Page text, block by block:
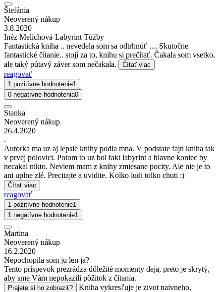
Štefánia
Neoverený nákup
3.8.2020
Inéz Melichová-Labyrint Túžby
Fantastická kniha .. nevedela som sa odtrhnúť .... Skutočne
fantastické čítanie.. stojí za to, knihu si prečítať. Čakala som vsetko,
ale taký pútavý záver som nečakala.
Čítať viac
reagovať
1 pozitívne hodnotenie1
0 negatívne hodnotenia0
Stanka
Neoverený nákup
26.4.2020
.
Autorka ma uz aj lepsie knihy podla mna. V podstate fajn kniha tak
v prvej polovici. Potom to uz bol fakt labyrint a hlavne koniec by
necakal nikto. Neviem mam z knihy zmiesane pocity. Ale nie je to
ani uplne zlé. Precitajte a uvidite. Kolko ludi tolko chuti :)
Čítať viac
reagovať
1 pozitívne hodnotenie1
1 negatívne hodnotenie1
Martina
Neoverený nákup
16.2.2020
Nepochopila som ju len ja?
Tento príspevok prezrádza dôležité momenty deja, preto je skrytý,
aby sme Vám nepokazili pôžitok z čítania.
Prajete si ho zobraziť?
Kniha vykresľuje je zivot naivneho,